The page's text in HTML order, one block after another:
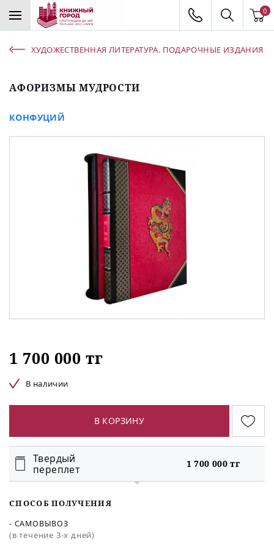
0
ХУДОЖЕСТВЕННАЯ ЛИТЕРАТУРА. ПОДАРОЧНЫЕ ИЗДАНИЯ
АФОРИЗМЫ МУДРОСТИ
КОНФУЦИЙ
1 700 000 тг
В наличии
В КОРЗИНУ
Твердый
переплет
1 700 000 тг
СПОСОБ ПОЛУЧЕНИЯ
- САМОВЫВОЗ
(в течение 3-х дней)